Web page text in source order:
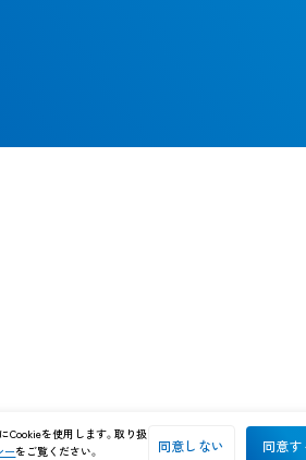
Cookieを使用します。取り扱
ーをご覧ください。 同意す
同意しない